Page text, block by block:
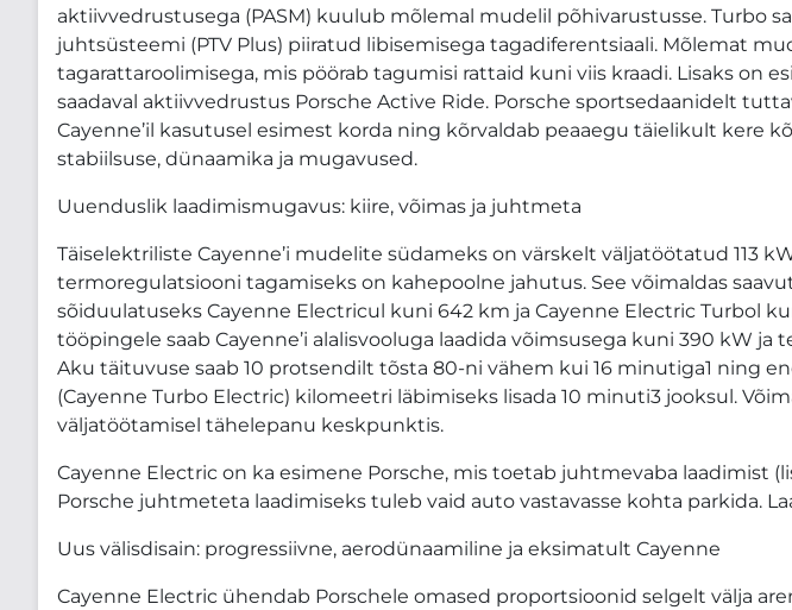
aktiivvedrustusega (PASM) kuulub mõlemal mudelil põhivarustusse. Turbo
juhtsüsteemi (PTV Plus) piiratud libisemisega tagadiferentsiaali. Mõlemat
tagarattaroolimisega, mis pöörab tagumisi rattaid kuni viis kraadi. Lisaks on
saadaval aktiivvedrustus Porsche Active Ride. Porsche sportsedaanidelt
Cayenne’il kasutusel esimest korda ning kõrvaldab peaaegu täielikult kere
stabiilsuse, dünaamika ja mugavused.
Uuenduslik laadimismugavus: kiire, võimas ja juhtmeta
Täiselektriliste Cayenne’i mudelite südameks on värskelt väljatöötatud 113
termoregulatsiooni tagamiseks on kahepoolne jahutus. See võimaldas
sõiduulatuseks Cayenne Electricul kuni 642 km ja Cayenne Electric Turbol
tööpingele saab Cayenne’i alalisvooluga laadida võimsusega kuni 390 kW
Aku täituvuse saab 10 protsendilt tõsta 80-ni vähem kui 16 minutiga1 ning
(Cayenne Turbo Electric) kilomeetri läbimiseks lisada 10 minuti3 jooksul.
väljatöötamisel tähelepanu keskpunktis.
Cayenne Electric on ka esimene Porsche, mis toetab juhtmevaba laadimist
Porsche juhtmeteta laadimiseks tuleb vaid auto vastavasse kohta parkida.
Uus välisdisain: progressiivne, aerodünaamiline ja eksimatult Cayenne
Cayenne Electric ühendab Porschele omased proportsioonid selgelt välja